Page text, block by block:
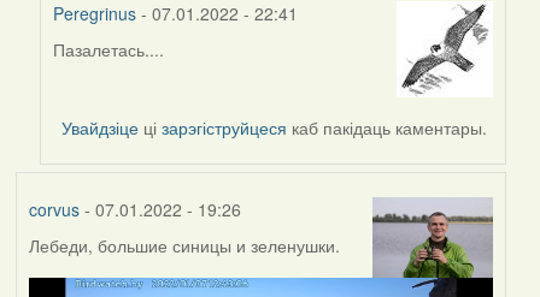
Peregrinus - 07.01.2022 - 22:41
In
by
Lighty
Пазалетась....
Увайдзіце цізарэгіструйцеся каб пакідаць каментары.
corvus- 07.01.2022 - 19:26
Лебеди, большие синицы и зеленушки.